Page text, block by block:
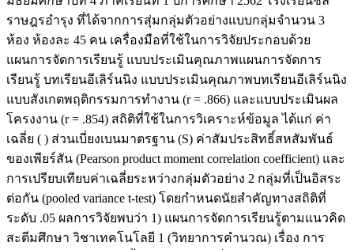
ราษฎรอำรุง ที่ได้จากการสุ่มกลุ่มตัวอย่างแบบกลุ่มจำนวน 3
ห้อง ห้องละ 45 คน เครื่องมือที่ใช้ในการวิจัยประกอบด้วย
แผนการจัดการเรียนรู้ แบบประเมินคุณภาพแผนการจัดการ
เรียนรู้ บทเรียนอีเลิร์นนิง แบบประเมินคุณภาพบทเรียนอีเลิร์นนิง
แบบสังเกตพฤติกรรมการทำงาน (r = .866) และแบบประเมินผล
โครงงาน (r = .854) สถิติที่ใช้ในการวิเคราะห์ข้อมูล ได้แก่ ค่า
เฉลี่ย ( ) ส่วนเบี่ยงเบนมาตรฐาน (S) ค่าสัมประสิทธิ์สหสัมพันธ์
ของเพียร์สัน (Pearson product moment correlation coefficient) และ
การเปรียบเทียบค่าเฉลี่ยระหว่างกลุ่มตัวอย่าง 2 กลุ่มที่เป็นอิสระ
ต่อกัน (pooled variance t-test) โดยกำหนดนัยสำคัญทางสถิติที่
ระดับ .05 ผลการวิจัยพบว่า 1) แผนการจัดการเรียนรู้ตามแนวคิด
สะตีมศึกษา วิชาเทคโนโลยี 1 (วิทยาการคำนวณ) เรื่อง การ